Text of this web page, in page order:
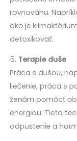
rovnováhu.
ako je
detoxikovať.
5. Terapie duše
Práca s dušou,
liečenie, práca s
ženám pomôcť
energiou. Tieto
odpustenie a